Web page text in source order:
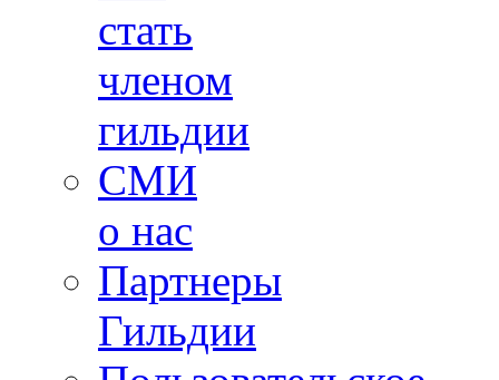
стать
членом
гильдии
СМИ
о нас
Партнеры
Гильдии